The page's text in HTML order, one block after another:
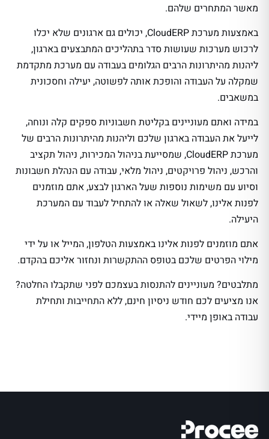
מאשר המתחרים שלהם.
באמצעות מערכת CloudERP, יכולים גם ארגונים שלא יכלו
לרכוש מערכות שעושות סדר בתהליכים המתבצעים בארגון,
ליהנות מהיתרונות הרבים הגלומים בעבודה עם מערכת מתקדמת
שמקלה על העבודה והופכת אותה לפשוטה, יעילה וחסכונית
במשאבים.
במידה ואתם מעוניינים בקליטת חשבוניות ספקים קלה ונוחה,
לייעל את העבודה בארגון שלכם וליהנות מהיתרונות הרבים של
מערכת CloudERP, שמסייעת בניהול המכירות, ניהול תקציב
והרכש, ניהול פרויקטים, ניהול מלאי, עבודה עם הנהלת חשבונות
וסיוע עם משימות נוספות שעל הארגון לבצע, אתם מוזמנים
לפנות אלינו, לשאול שאלה או להתחיל לעבוד עם המערכת
היעילה.
אתם מוזמנים לפנות אלינו באמצעות הטלפון, המייל או על ידי
מילוי הפרטים שלכם בטופס ההתקשרות ונחזור אליכם בהקדם.
מתלבטים? מעוניינים להתנסות בעצמכם לפני שתקבלו החלטה?
אנו מציעים לכם חודש ניסיון חינם, ללא התחייבות ותחילת
עבודה באופן מיידי.